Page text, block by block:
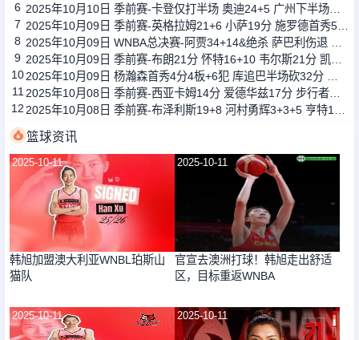
6
7
8
9
10
11
12
篮球资讯
2025-10-11
韩旭加盟澳大利亚WNBL珀斯山
猫队
2025-10-11
官宣去澳洲打球！韩旭走出舒适
区，目标重返WNBA
2025-10-11 2025-10-11